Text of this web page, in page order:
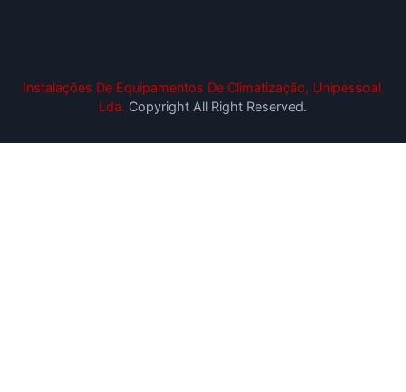
Instalações De Equipamentos De Climatização, Unipessoal,
Lda. Copyright All Right Reserved.